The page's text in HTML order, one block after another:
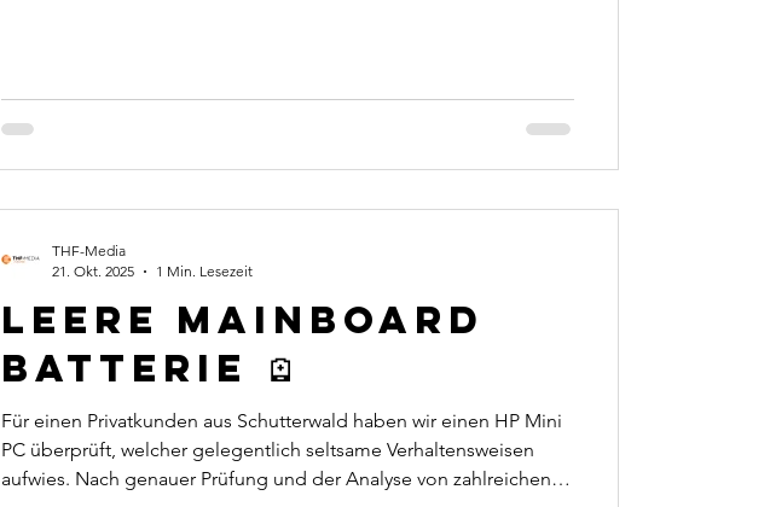
Leere Mainboard
Batterie 🪫
Für einen Privatkunden aus Schutterwald haben wir einen HP Mini
PC überprüft, welcher gelegentlich seltsame Verhaltensweisen
aufwies. Nach genauer Prüfung und der Analyse von zahlreichen
THF-Media
21. Okt. 2025
1 Min. Lesezeit